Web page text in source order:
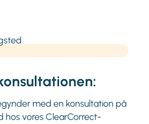
med en konsultation på
hos vores ClearCorrect-